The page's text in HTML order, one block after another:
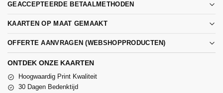
GEACCEPTEERDE BETAALMETHODEN
KAARTEN OP MAAT GEMAAKT
OFFERTE AANVRAGEN (WEBSHOPPRODUCTEN)
ONTDEK ONZE KAARTEN
Hoogwaardig Print Kwaliteit
30 Dagen Bedenktijd